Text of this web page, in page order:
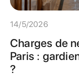
14/5/2026
Charges de
Paris :
?